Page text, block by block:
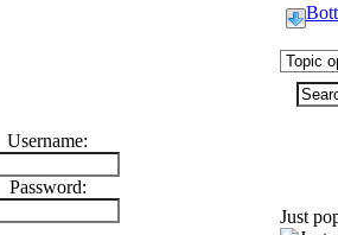
Username:
Password:
Just